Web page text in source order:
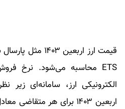
قیمت ارز اربعین
الکترونیکی ارز، سامانه‌ای زیر